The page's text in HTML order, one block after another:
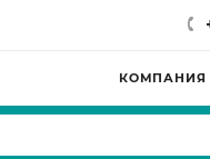
КОМПАНИЯ